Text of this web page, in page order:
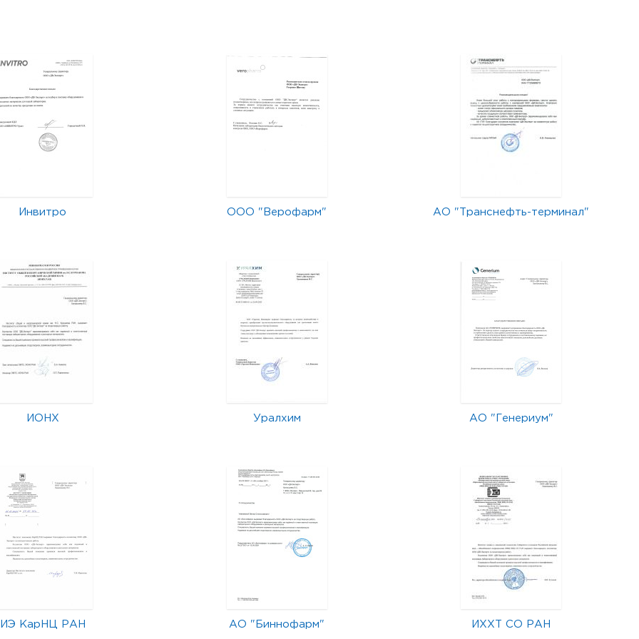
Инвитро ООО "Верофарм" АО "Транснефть-терминал"
ИОНХ Уралхим АО "Генериум"
ИЭ КарНЦ РАН АО "Биннофарм" ИХХТ СО РАН